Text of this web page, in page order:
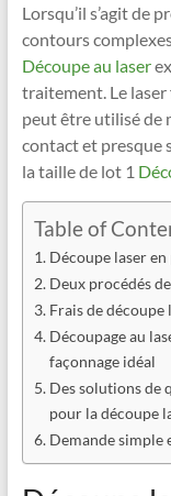
Lorsqu’il s’agit de
contours
Découpe au laser
traitement. Le
peut être utilisé de
contact et presque
la taille de lot 1
Table of
Découpe laser
Deux procédés
Frais de découpe
Découpage au
façonnage idéal
Des solutions de
pour la découpe
Demande simple